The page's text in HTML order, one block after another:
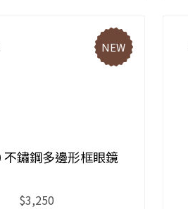
NEW
不鏽鋼多邊形框眼鏡
$3,250